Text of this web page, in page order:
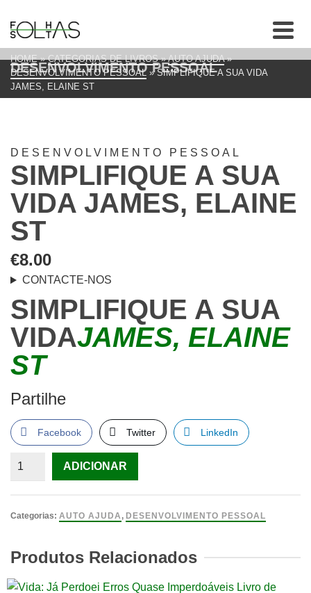
DESENVOLVIMENTO PESSOAL
HOME » CATEGORIAS DE LIVROS » AUTO AJUDA »
DESENVOLVIMENTO PESSOAL » SIMPLIFIQUE A SUA VIDA
JAMES, ELAINE ST
DESENVOLVIMENTO PESSOAL
SIMPLIFIQUE A SUA
VIDA JAMES, ELAINE
ST
€8.00
CONTACTE-NOS
SIMPLIFIQUE A SUA
VIDAJAMES, ELAINE
ST
Partilhe
Facebook Twitter LinkedIn
Quantidade
A
JAMES,
ELAINE
ADICIONAR
Categorias: AUTO AJUDA , DESENVOLVIMENTO PESSOAL
Produtos Relacionados